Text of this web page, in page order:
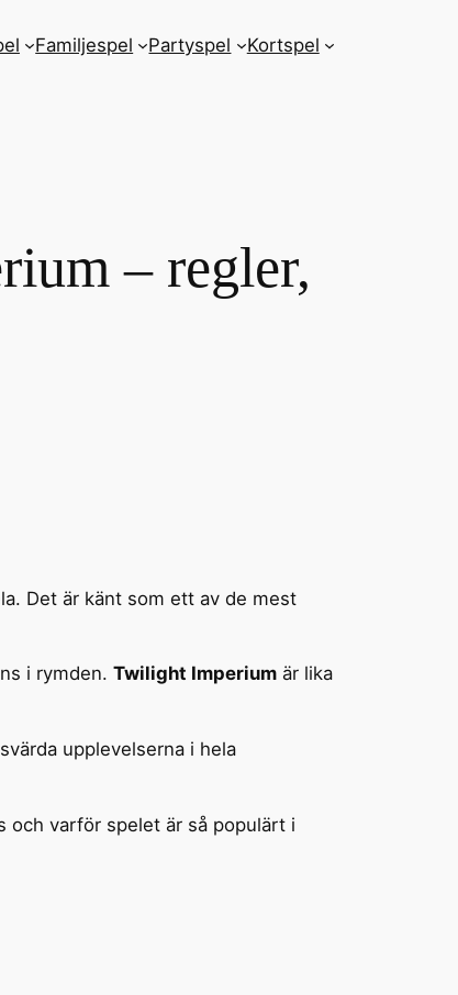
Familjespel Partyspel Kortspel
– regler,
Det är känt som ett av de mest
i rymden. Twilight Imperium är lika
upplevelserna i hela
och varför spelet är så populärt i